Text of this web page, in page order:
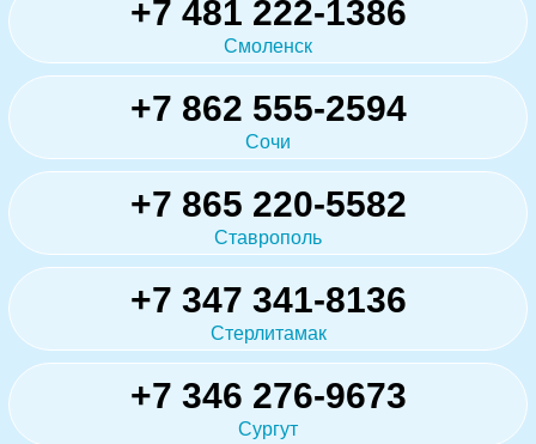
+7 481 222-1386
Смоленск
+7 862 555-2594
Сочи
+7 865 220-5582
Ставрополь
+7 347 341-8136
Стерлитамак
+7 346 276-9673
Сургут